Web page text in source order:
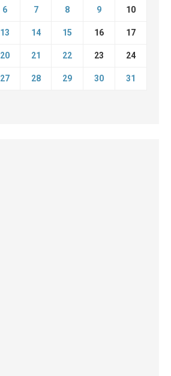
6 7 8 9 10
13 14 15 16 17
20 21 22 23 24
27 28 29 30 31